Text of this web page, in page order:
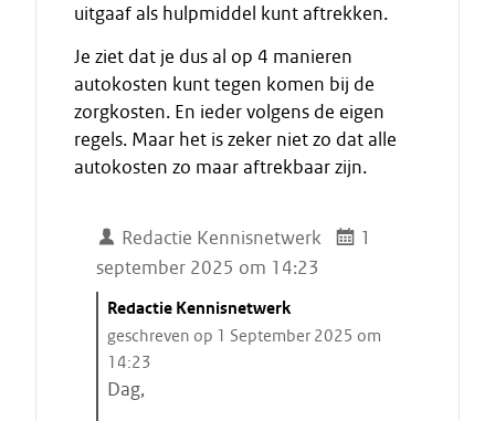
uitgaaf als hulpmiddel kunt aftrekken.
Je ziet dat je dus al op 4 manieren
autokosten kunt tegen komen bij de
zorgkosten. En ieder volgens de eigen
regels. Maar het is zeker niet zo dat alle
autokosten zo maar aftrekbaar zijn.
Redactie Kennisnetwerk
1
september 2025 om 14:23
C
i
t
a
Redactie Kennisnetwerk
geschreven op 1 September 2025 om
14:23
Dag,